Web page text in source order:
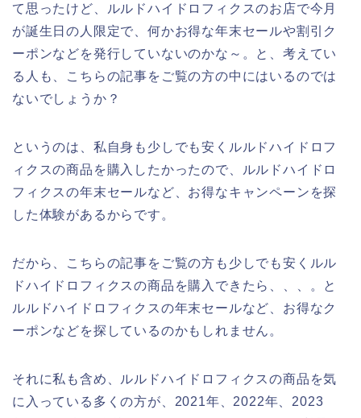
て思ったけど、ルルドハイドロフィクスのお店で今月
が誕生日の人限定で、何かお得な年末セールや割引ク
ーポンなどを発行していないのかな～。と、考えてい
る人も、こちらの記事をご覧の方の中にはいるのでは
ないでしょうか？
というのは、私自身も少しでも安くルルドハイドロフ
ィクスの商品を購入したかったので、ルルドハイドロ
フィクスの年末セールなど、お得なキャンペーンを探
した体験があるからです。
だから、こちらの記事をご覧の方も少しでも安くルル
ドハイドロフィクスの商品を購入できたら、、、。と
ルルドハイドロフィクスの年末セールなど、お得なク
ーポンなどを探しているのかもしれません。
それに私も含め、ルルドハイドロフィクスの商品を気
に入っている多くの方が、2021年、2022年、2023